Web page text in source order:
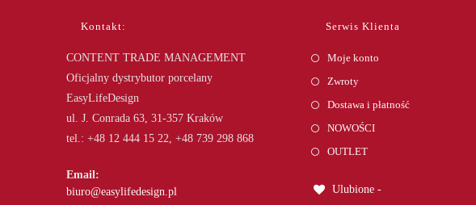
Kontakt:
CONTENT TRADE MANAGEMENT
Oficjalny dystrybutor porcelany
EasyLifeDesign
ul. J. Conrada 63, 31-357 Kraków
tel.: +48 12 444 15 22, +48 739 298 868
Email:
biuro@easylifedesign.pl
Serwis Klienta
Moje konto
Zwroty
Dostawa i płatność
NOWOŚCI
OUTLET
Ulubione -